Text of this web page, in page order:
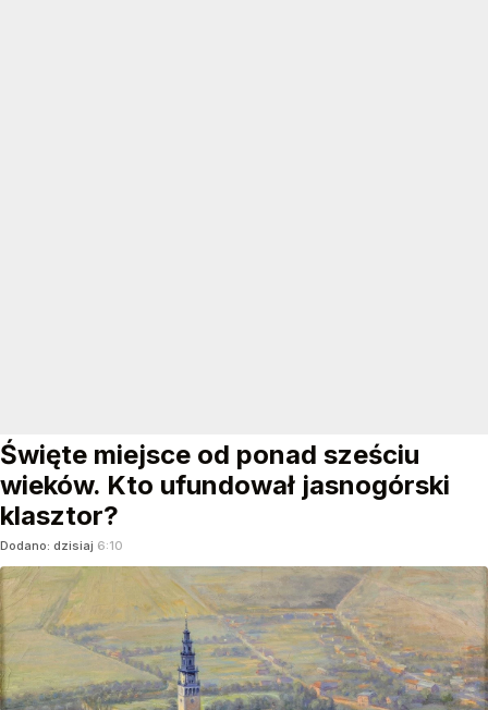
Święte miejsce od ponad sześciu
wieków. Kto ufundował jasnogórski
klasztor?
Dodano: dzisiaj 6:10